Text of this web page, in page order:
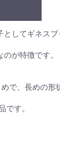
してギネス
が特徴です。
で、長めの形
です。